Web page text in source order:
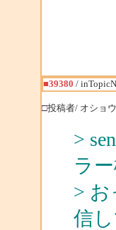
■39380 /
□投稿者/ オショウ
>
ラ
>
信